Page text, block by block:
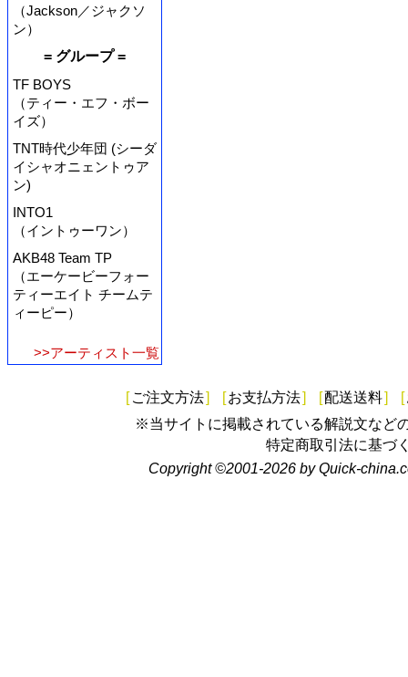
（Jackson／ジャクソ
ン）
= グループ =
TF BOYS
（ティー・エフ・ボー
イズ）
TNT時代少年団 (シーダ
イシャオニェントゥア
ン)
INTO1
（イントゥーワン）
AKB48 Team TP
（エーケービーフォー
ティーエイト チームテ
ィーピー）
>>アーティスト一覧
[ ご注文方法] [お支払方法] [配送送料] [
※当サイトに掲載されている解説文など
特定商取引法に基づ
Copyright ©2001-2026 by Quick-